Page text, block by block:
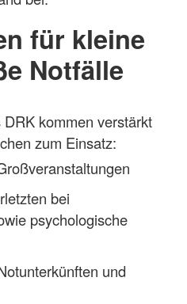
für kleine
Notfälle
kommen verstärkt
zum Einsatz:
bei
psychologische
und